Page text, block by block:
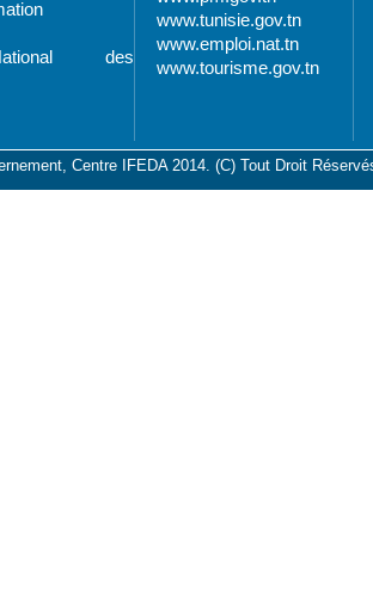
des
www.tunisie.gov.tn
www.emploi.nat.tn
www.tourisme.gov.tn
Centre IFEDA 2014. (C) Tout Droit